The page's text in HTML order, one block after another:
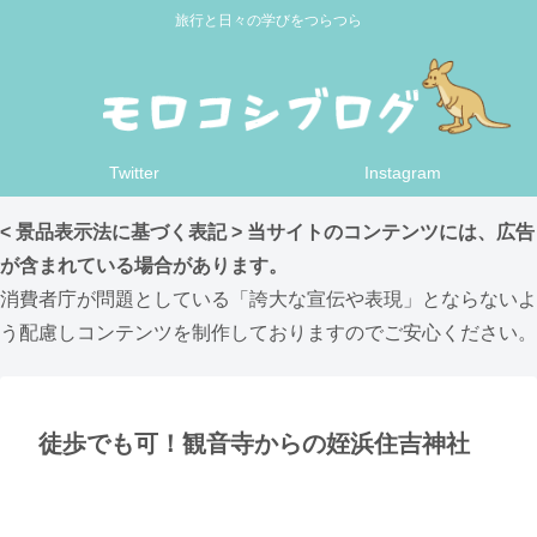
旅行と日々の学びをつらつら
Twitter Instagram
< 景品表示法に基づく表記 > 当サイトのコンテンツには、広告
が含まれている場合があります。
消費者庁が問題としている「誇大な宣伝や表現」とならないよ
う配慮しコンテンツを制作しておりますのでご安心ください。
徒歩でも可！観音寺からの姪浜住吉神社